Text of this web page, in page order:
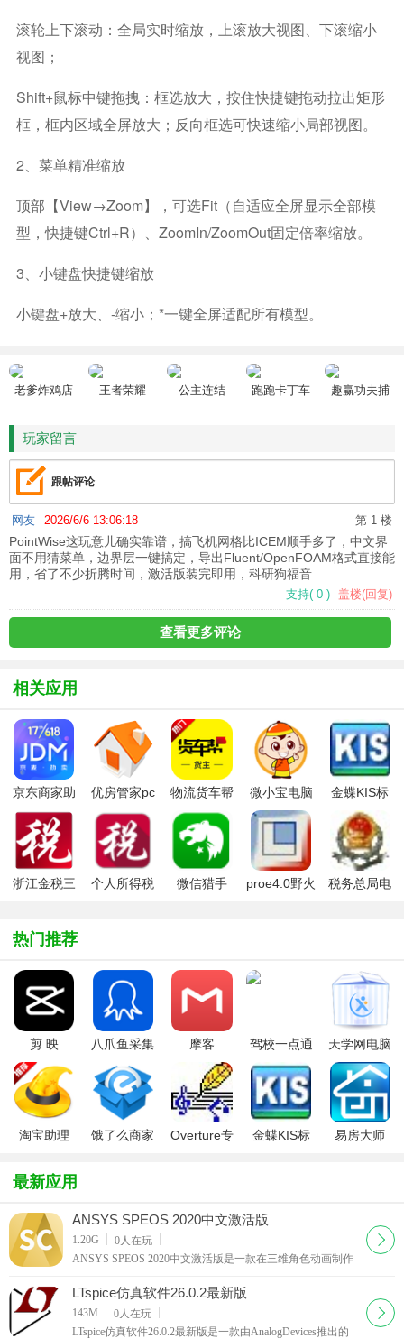
滚轮上下滚动：全局实时缩放，上滚放大视图、下滚缩小
视图；
Shift+鼠标中键拖拽：框选放大，按住快捷键拖动拉出矩形
框，框内区域全屏放大；反向框选可快速缩小局部视图。
2、菜单精准缩放
顶部【View→Zoom】，可选Fit（自适应全屏显示全部模
型，快捷键Ctrl+R）、ZoomIn/ZoomOut固定倍率缩放。
3、小键盘快捷键缩放
小键盘+放大、-缩小；*一键全屏适配所有模型。
老爹炸鸡店
王者荣耀 公主连结 跑跑卡丁车
趣赢功夫捕
玩家留言
跟帖评论
第 1 楼
网友 2026/6/6 13:06:18
PointWise这玩意儿确实靠谱，搞飞机网格比ICEM顺手多了，中文界
面不用猜菜单，边界层一键搞定，导出Fluent/OpenFOAM格式直接能
用，省了不少折腾时间，激活版装完即用，科研狗福音
支持( 0 ) 盖楼(回复)
查看更多评论
相关应用
京东商家助
手(京麦工作
台)
优房管家pc
版
物流货车帮
货主电脑版
微小宝电脑
版
金蝶KIS标
准版
浙江金税三
个人所得税
微信猎手
proe4.0野火
税务总局电
热门推荐
剪.映
windows电
脑版2025官
方最新版
八爪鱼采集
摩客
mockplus桌
面客户端
驾校一点通
2022科目一
天学网电脑
版
淘宝助理
饿了么商家
Overture专
金蝶KIS标
易房大师
最新应用
ANSYS SPEOS 2020中文激活版
1.20G 0 人在玩
ANSYS SPEOS 2020中文激活版是一款在三维角色动画制作
行建模与虚拟原型设计，帮助工程师在制造前模拟产品的照
明和光学特性，减少物理原型
下载
LTspice仿真软件26.0.2最新版
143M 0 人在玩
LTspice仿真软件26.0.2最新版是一款由AnalogDevices推出的
下载